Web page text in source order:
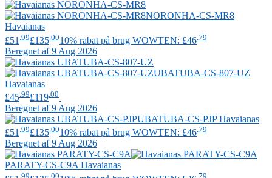
NORONHA-CS-MR8
Havaianas
£51 .99£135 .0010% rabat på brug WOWTEN: £46 .79
Beregnet af 9 Aug 2026
UBATUBA-CS-807-UZ
Havaianas
£45 .99£119 .00
Beregnet af 9 Aug 2026
UBATUBA-CS-PJPHavaianas
£51 .99£135 .0010% rabat på brug WOWTEN: £46 .79
Beregnet af 9 Aug 2026
PARATY-CS-C9A Havaianas
.99 .00 .79